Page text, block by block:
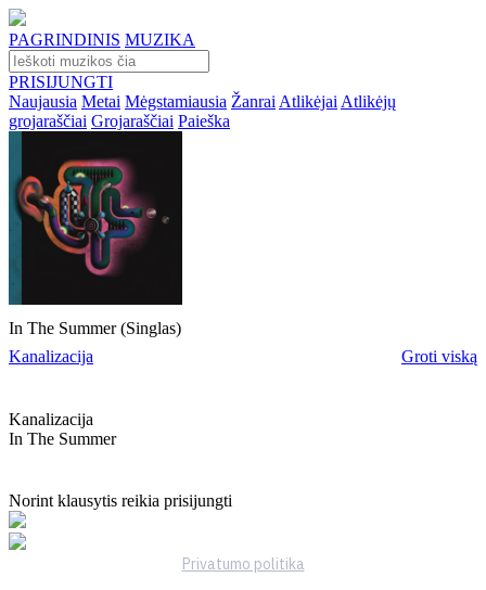
PAGRINDINIS MUZIKA
PRISIJUNGTI
Naujausia Metai Mėgstamiausia Žanrai Atlikėjai Atlikėjų
grojaraščiai Grojaraščiai Paieška
In The Summer (Singlas)
Kanalizacija
Groti viską
Kanalizacija
In The Summer
Norint klausytis reikia prisijungti
Privatumo politika